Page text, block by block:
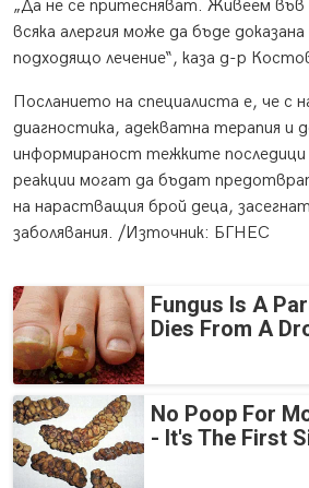
„Да не се притесняват. Живеем
всяка алергия може да бъде
подходящо лечение“, каза д-р
Посланието на специалиста е, че с
диагностика, адекватна терапия и
информираност тежките
реакции могат да бъдат
на нарастващия брой деца,
заболявания. /Източник: БГНЕС
Fungus Is A
Dies From A
No Poop For
- It's The First